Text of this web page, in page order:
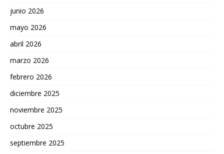
junio 2026
mayo 2026
abril 2026
marzo 2026
febrero 2026
diciembre 2025
noviembre 2025
octubre 2025
septiembre 2025